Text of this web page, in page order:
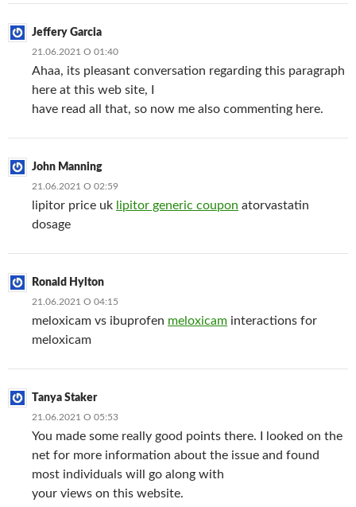
Jeffery Garcia
21.06.2021 О 01:40
Ahaa, its pleasant conversation regarding this paragraph
here at this web site, I
have read all that, so now me also commenting here.
John Manning
21.06.2021 О 02:59
lipitor price uk lipitor generic coupon atorvastatin
dosage
Ronald Hylton
21.06.2021 О 04:15
meloxicam vs ibuprofen meloxicam interactions for
meloxicam
Tanya Staker
21.06.2021 О 05:53
You made some really good points there. I looked on the
net for more information about the issue and found
most individuals will go along with
your views on this website.